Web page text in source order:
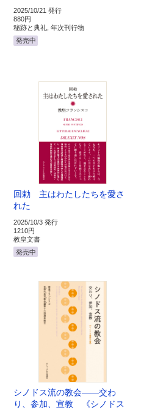
2025/10/21 発行
880円
秘跡と典礼, 年次刊行物
発売中
回勅 主はわたしたちを愛さ
れた
2025/10/3 発行
1210円
教皇文書
発売中
シノドス流の教会――交わ
り、参加、宣教 《シノドス